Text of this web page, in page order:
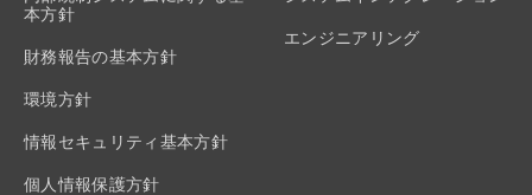
本方針
財務報告の基本方針
環境方針
情報セキュリティ基本方針
個人情報保護方針
エンジニアリング